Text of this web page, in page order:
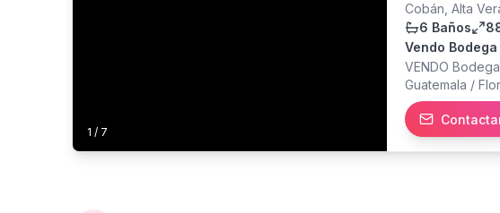
1 / 7
Cobán, Alta
6 Baños
Vendo
VENDO
Guatemala /
Segundo Nivel
matrimonial •
Lavadora •